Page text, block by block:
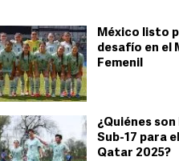
México listo
desafío en el
Femenil
¿Quiénes
Sub-17 para
Qatar 2025?